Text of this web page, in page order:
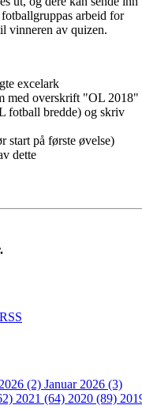
arbeid for
vinneren av quizen.
excelark
med overskrift "OL 2018"
fotball bredde) og skriv
start på første øvelse)
dette
RSS
(2) Januar 2026 (3)
2021 (64) 2020 (89)